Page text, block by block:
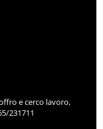
e cerco lavoro,
231711